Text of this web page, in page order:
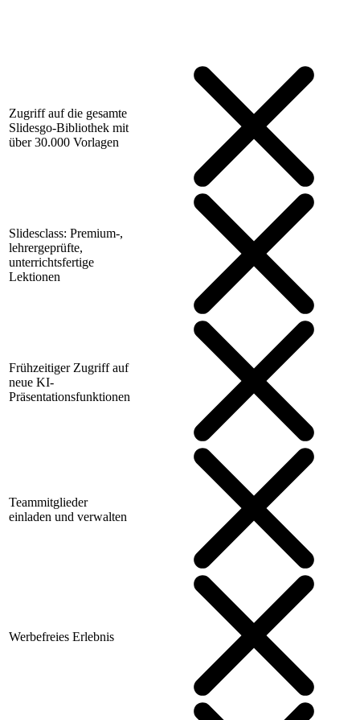
Zugriff auf die gesamte
Slidesgo-Bibliothek mit
über 30.000 Vorlagen
Slidesclass: Premium-,
lehrergeprüfte,
unterrichtsfertige
Lektionen
Frühzeitiger Zugriff auf
neue KI-
Präsentationsfunktionen
Teammitglieder
einladen und verwalten
Werbefreies Erlebnis